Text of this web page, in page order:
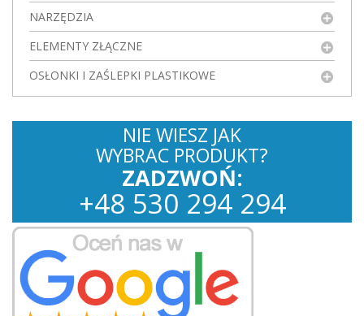
NARZĘDZIA
ELEMENTY ZŁĄCZNE
OSŁONKI I ZAŚLEPKI PLASTIKOWE
NIE WIESZ JAK
WYBRAC PRODUKT?
ZADZWOŃ:
+48 530 294 294